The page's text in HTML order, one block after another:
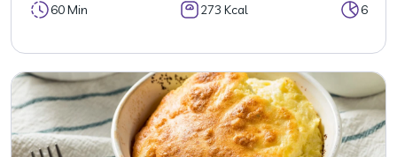
60 Min 273 Kcal 6